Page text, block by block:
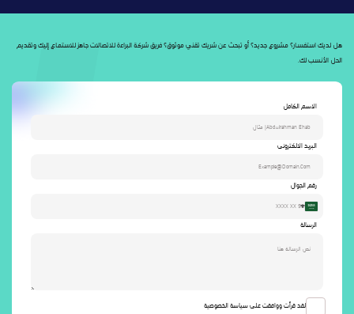
هل لديك استفسار؟ مشروع جديد؟ أو تبحث عن شريك تقني موثوق؟ فريق شركة البراءة للاتصالات جاهز للاستماع إليك وتقديم
الحل الأنسب لك.
الاسم الكامل
البريد الالكترونى
رقم الجوال
Saudi
+966
الرسالة
لقد قرأت ووافقت على سياسة الخصوصية